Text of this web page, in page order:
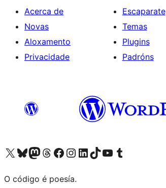
Acerca de
Novas
Aloxamento
Privacidade
Escaparate
Temas
Plugins
Padróns
Visita la cuenta de X (anteriormente Twitter)
Visita a nosa conta de Bluesky
Visita a nosa conta de Mastodon
Visita a nosa conta de Threads
Visita a nosa páxina de Facebook
Visita a nosa conta de Instagram
Visita a nosa conta de LinkedIn
Visita a nosa conta de TikTok
Visita a nosa canle de YouTube
Visita a nosa conta de Tumblr
O código é poesía.